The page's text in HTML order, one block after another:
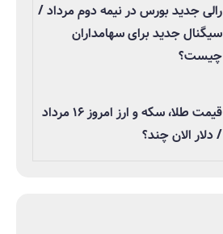
رالی جدید بورس در نیمه دوم مرداد /
سیگنال جدید برای سهامداران
چیست؟
قیمت طلا، سکه و ارز امروز ۱۶ مرداد
/ دلار الان چند؟